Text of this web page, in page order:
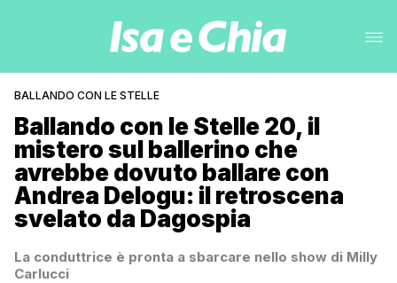
BALLANDO CON LE STELLE
Ballando con le Stelle 20, il
mistero sul ballerino che
avrebbe dovuto ballare con
Andrea Delogu: il retroscena
svelato da Dagospia
La conduttrice è pronta a sbarcare nello show di Milly
Carlucci